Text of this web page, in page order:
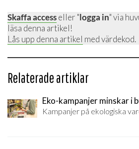
Skaffa accesseller "logga in" via
läsa denna artikel!
Lås upp denna artikel med värdekod.
Relaterade artiklar
Eko-kampanjer minskar i
Kampanjer på ekologiska